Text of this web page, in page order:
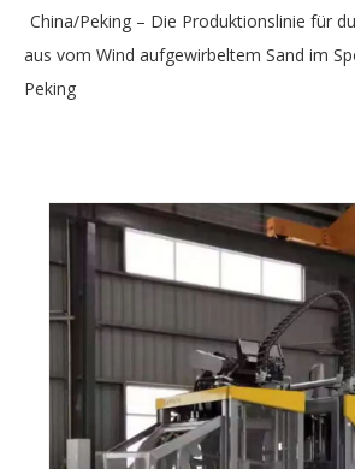
China/Peking – Die Produktionslinie für
aus vom Wind aufgewirbeltem Sand im
Peking